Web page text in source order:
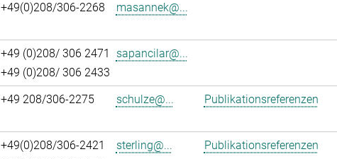
+49(0)208/306-2268 masannek@...
+49 (0)208/ 306 2471
+49 (0)208/ 306 2433
sapancilar@...
+49 208/306-2275 schulze@... Publikationsreferenzen
+49(0)208/306-2421
sterling@... Publikationsreferenzen